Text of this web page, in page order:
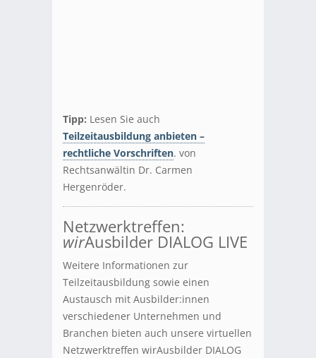
Tipp: Lesen Sie auch
Teilzeitausbildung anbieten –
rechtliche Vorschriften. von
Rechtsanwältin Dr. Carmen
Hergenröder.
Netzwerktreffen:
wirAusbilder DIALOG LIVE
Weitere Informationen zur
Teilzeitausbildung sowie einen
Austausch mit Ausbilder:innen
verschiedener Unternehmen und
Branchen bieten auch unsere virtuellen
Netzwerktreffen wirAusbilder DIALOG